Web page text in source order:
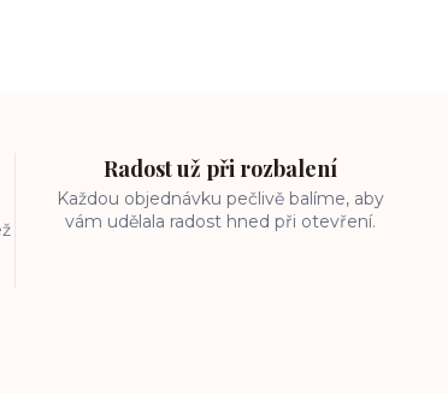
Radost už při rozbalení
Každou objednávku pečlivě balíme, aby
vám udělala radost hned při otevření.